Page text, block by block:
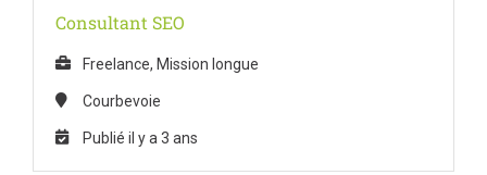
Consultant SEO
Freelance, Mission longue
Courbevoie
Publié il y a 3 ans